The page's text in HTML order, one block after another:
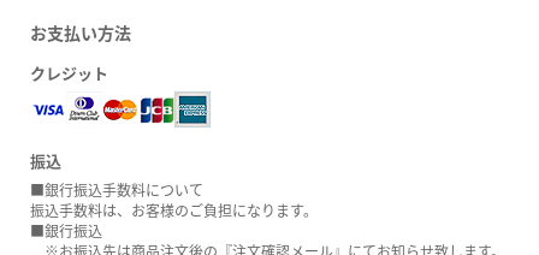
お支払い方法
クレジット
振込
■銀行振込手数料について
振込手数料は、お客様のご負担になります。
■銀行振込
※お振込先は商品注文後の『注文確認メール』にてお知らせ致します。